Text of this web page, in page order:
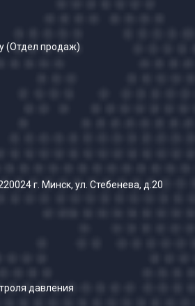
(Отдел продаж)
г. Минск, ул. Стебенева, д.20
давления